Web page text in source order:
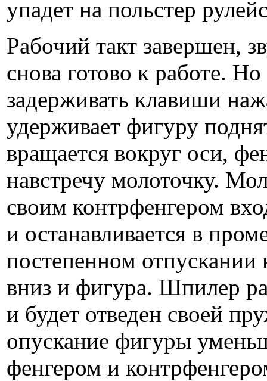
упадет на польстер
Рабочий такт завершен,
снова готово к работе.
задерживать клавиши
удерживает фигуру
вращается вокруг оси,
навстречу молоточку.
своим контрфенгером
и останавливается в
постепенном отпускании
вниз и фигура. Шпилер
и будет отведен своей
опускание фигуры
фенгером и